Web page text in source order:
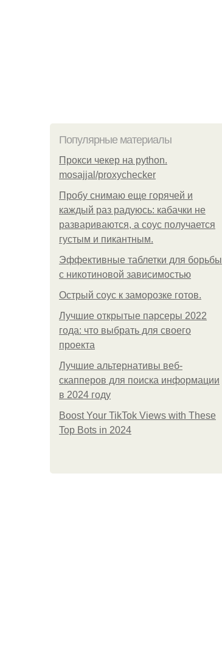
Популярные материалы
Прокси чекер на python.
mosajjal/proxychecker
Пробу снимаю еще горячей и
каждый раз радуюсь: кабачки не
развариваются, а соус получается
густым и пикантным.
Эффективные таблетки для борьбы
с никотиновой зависимостью
Острый соус к заморозке готов.
Лучшие открытые парсеры 2022
года: что выбрать для своего
проекта
Лучшие альтернативы веб-
скапперов для поиска информации
в 2024 году
Boost Your TikTok Views with These
Top Bots in 2024